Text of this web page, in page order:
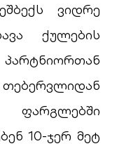
ვიდრე
ქულების
თებერვლიდან
ფარგლებში
10-ჯერ მეტ